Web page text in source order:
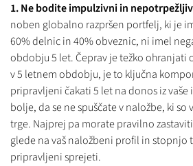
1. Ne bodite impulzivni in
noben globalno razpršen portfelj, ki je
60% delnic in 40% obveznic, ni imel
obdobju 5 let. Čeprav je težko ohranjati
v 5 letnem obdobju, je to ključna
pripravljeni čakati 5 let na donos iz
bolje, da se ne spuščate v naložbe, ki so
trge. Najprej pa morate pravilno
glede na vaš naložbeni profil in stopnjo
pripravljeni sprejeti.